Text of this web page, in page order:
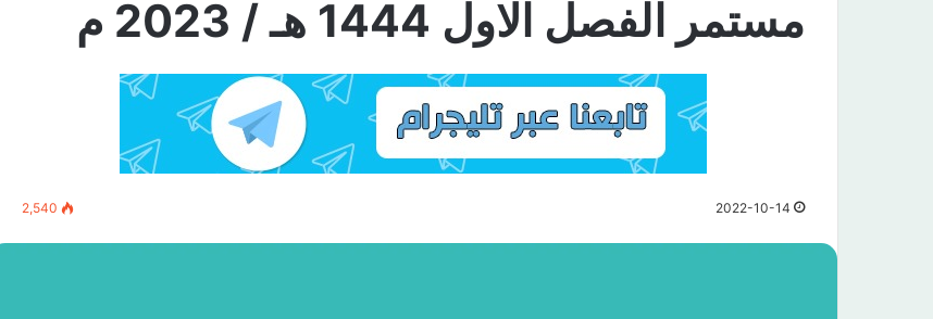
مستمر الفصل الاول 1444 هـ / 2023 م
2022-10-14
2,540